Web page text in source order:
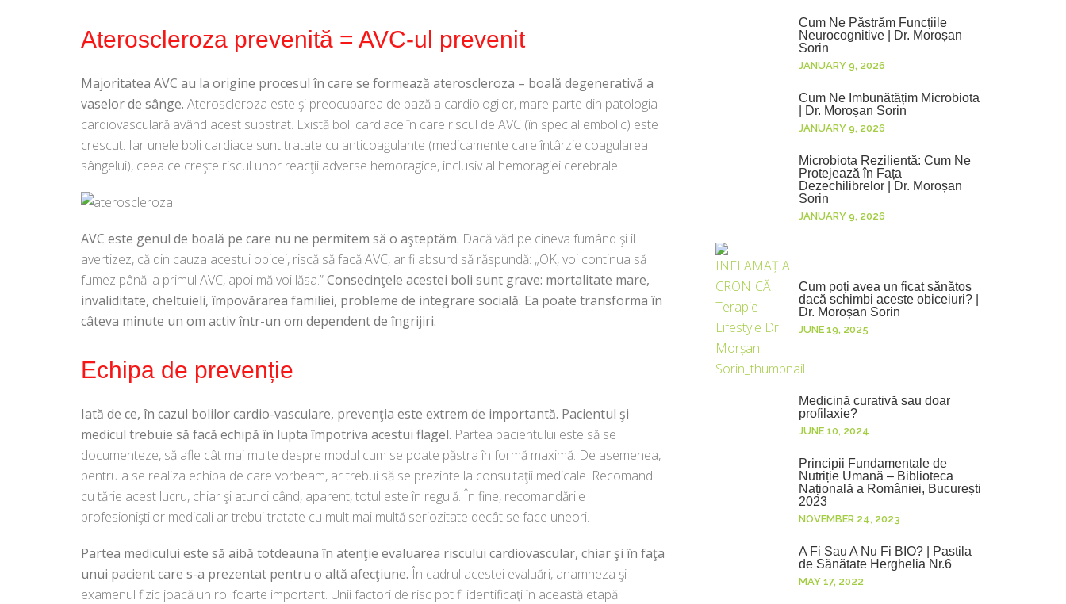
Ateroscleroza prevenită = AVC-ul prevenit
Majoritatea AVC au la origine procesul în care se formează ateroscleroza – boală degenerativă a
vaselor de sânge. Ateroscleroza este şi preocuparea de bază a cardiologilor, mare parte din patologia
cardiovasculară având acest substrat. Există boli cardiace în care riscul de AVC (în special embolic) este
crescut. Iar unele boli cardiace sunt tratate cu anticoagulante (medicamente care întârzie coagularea
sângelui), ceea ce creşte riscul unor reacţii adverse hemoragice, inclusiv al hemoragiei cerebrale.
AVC este genul de boală pe care nu ne permitem să o aşteptăm. Dacă văd pe cineva fumând şi îl
avertizez, că din cauza acestui obicei, riscă să facă AVC, ar fi absurd să răspundă: „OK, voi continua să
fumez până la primul AVC, apoi mă voi lăsa.”Consecinţele acestei boli sunt grave: mortalitate mare,
invaliditate, cheltuieli, împovărarea familiei, probleme de integrare socială. Ea poate transforma în
câteva minute un om activ într-un om dependent de îngrijiri.
Echipa de prevenție
Iată de ce, în cazul bolilor cardio-vasculare, prevenţia este extrem de importantă. Pacientul şi
medicul trebuie să facă echipă în lupta împotriva acestui flagel. Partea pacientului este să se
documenteze, să afle cât mai multe despre modul cum se poate păstra în formă maximă. De asemenea,
pentru a se realiza echipa de care vorbeam, ar trebui să se prezinte la consultaţii medicale. Recomand
cu tărie acest lucru, chiar şi atunci când, aparent, totul este în regulă. În fine, recomandările
profesioniştilor medicali ar trebui tratate cu mult mai multă seriozitate decât se face uneori.
Partea medicului este să aibă totdeauna în atenţie evaluarea riscului cardiovascular, chiar şi în faţa
unui pacient care s-a prezentat pentru o altă afecţiune. În cadrul acestei evaluări, anamneza şi
examenul fizic joacă un rol foarte important. Unii factori de risc pot fi identificaţi în această etapă:
Cum Ne Păstrăm Funcțiile
Neurocognitive | Dr. Moroșan
Sorin
JANUARY 9, 2026
Cum Ne Îmbunătățim Microbiota
| Dr. Moroșan Sorin
JANUARY 9, 2026
Microbiota Rezilientă: Cum Ne
Protejează în Fața
Dezechilibrelor | Dr. Moroșan
Sorin
JANUARY 9, 2026
Cum poți avea un ficat sănătos
dacă schimbi aceste obiceiuri? |
Dr. Moroșan Sorin
JUNE 19, 2025
Medicină curativă sau doar
profilaxie?
JUNE 10, 2024
Principii Fundamentale de
Nutriție Umană – Biblioteca
Națională a României, București
2023
NOVEMBER 24, 2023
A Fi Sau A Nu Fi BIO? | Pastila
de Sănătate Herghelia Nr.6
MAY 17, 2022